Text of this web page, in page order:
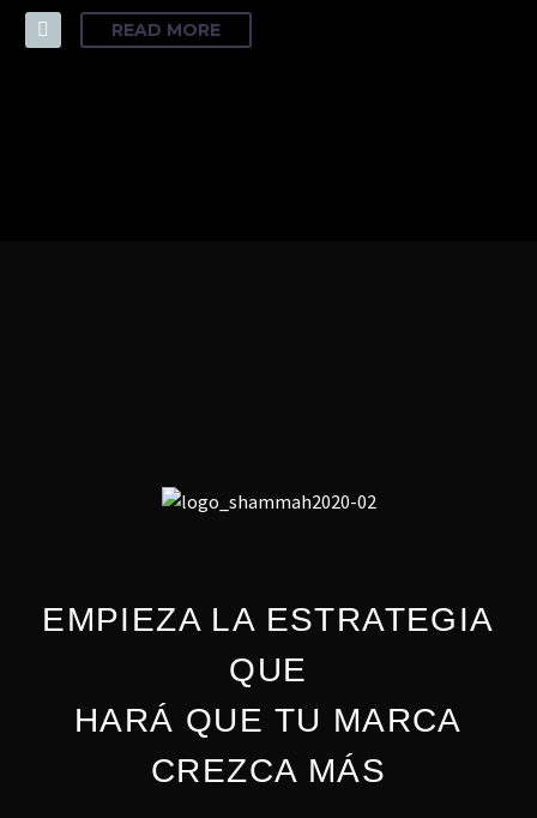
READ MORE
EMPIEZA LA ESTRATEGIA
QUE
HARÁ QUE TU MARCA
CREZCA MÁS